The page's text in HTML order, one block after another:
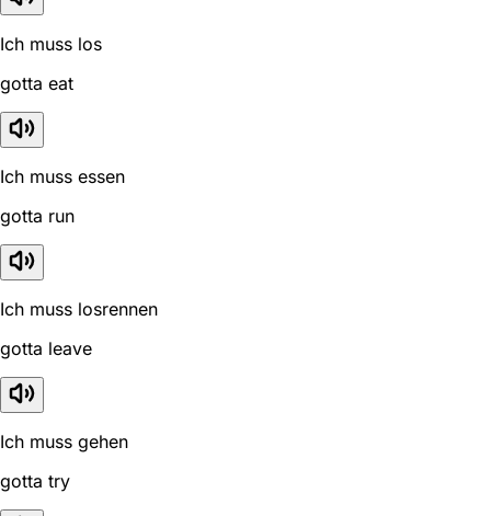
Ich muss los
gotta eat
Ich muss essen
gotta run
Ich muss losrennen
gotta leave
Ich muss gehen
gotta try